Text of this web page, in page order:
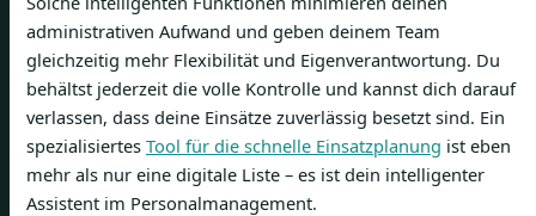
administrativen Aufwand und geben deinem Team
gleichzeitig mehr Flexibilität und Eigenverantwortung. Du
behältst jederzeit die volle Kontrolle und kannst dich darauf
verlassen, dass deine Einsätze zuverlässig besetzt sind. Ein
spezialisiertes Tool für die schnelle Einsatzplanung ist eben
mehr als nur eine digitale Liste – es ist dein intelligenter
Assistent im Personalmanagement.